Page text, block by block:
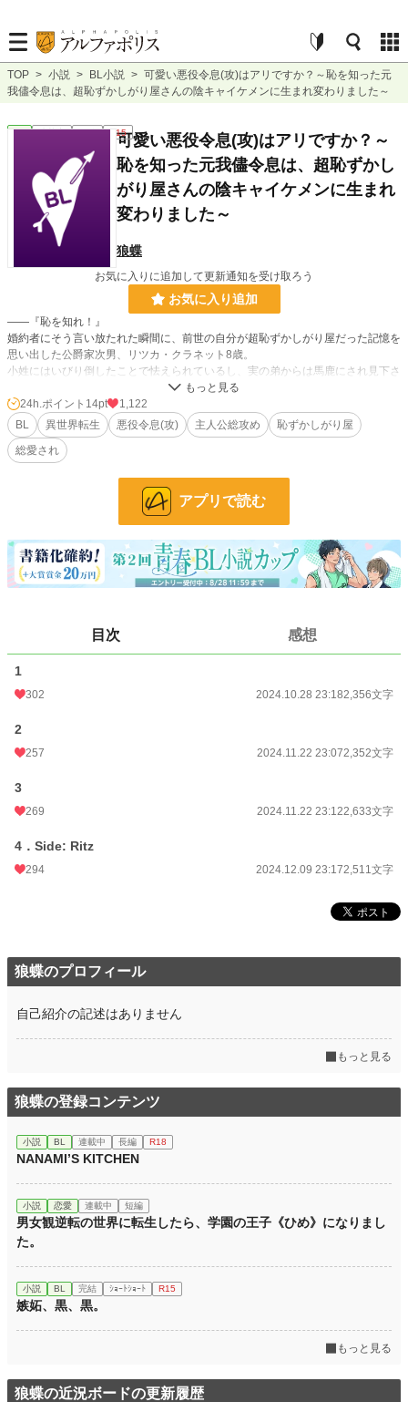
TOP > 小説 > BL小説 > 可愛い悪役令息(攻)はアリですか？～恥を知った元
我儘令息は、超恥ずかしがり屋さんの陰キャイケメンに生まれ変わりました～
BL 連載中 長編 R15可愛い悪役令息(攻)はアリですか？～
恥を知った元我儘令息は、超恥ずかし
がり屋さんの陰キャイケメンに生まれ
変わりました～
狼蝶
お気に入りに追加して更新通知を受け取ろう
お気に入り追加
――『恥を知れ！』
婚約者にそう言い放たれた瞬間に、前世の自分が超恥ずかしがり屋だった記憶を
思い出した公爵家次男、リツカ・クラネット8歳。
小姓にはいびり倒したことで怯えられているし、実の弟からは馬鹿にされ見下さ
れる日々。婚約者には嫌われていて、専属家庭教師にも未来を諦められている。
おまけに自身の腹を摘まむと大量のお肉・・・。
「よしっ、ダイエットしよう！」と決意しても、人前でダイエットをするのが恥
ずかしい！
そんな『恥』を知った元悪役令息っぽい少年リツカが、彼を嫌っていた者たちを
30,462 位 / 228,792 件
BL 7,717 位 / 31,417 件
お気に入り 294
9,852
更新日時
初回公開日時
週間ポイント
年間ポイント
24h.ポイント 14pt
1,122
BL
異世界転生 悪役令息(攻) 主人公総攻め
恥ずかしがり屋
総愛され
アプリで読む
目次 感想
1
302 2024.10.28 23:182,356文字
2
257 2024.11.22 23:072,352文字
3
269 2024.11.22 23:122,633文字
4．Side: Ritz
294 2024.12.09 23:172,511文字
狼蝶のプロフィール
自己紹介の記述はありません
もっと見る
狼蝶の登録コンテンツ
小説 BL 連載中 長編 R18
NANAMI’S KITCHEN
小説 恋愛 連載中 短編
男女観逆転の世界に転生したら、学園の王子《ひめ》になりまし
た。
小説 BL 完結 ｼｮｰﾄｼｮｰﾄ R15
嫉妬、黒、黒。
もっと見る
狼蝶の近況ボードの更新履歴